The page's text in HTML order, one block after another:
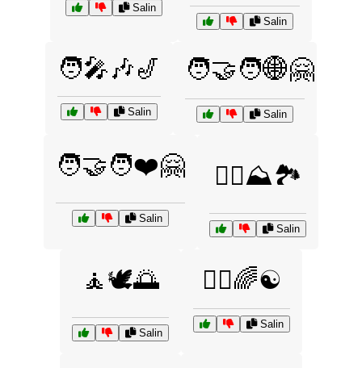
Salin
Salin
🧑‍🎤🎶🎷
Salin
🧑‍🤝‍🧑🌐🤗
Salin
🧑‍🤝‍🧑❤️🤗
Salin
🧗‍♀️⛰️🏞️
Salin
🧘🕊️🌅
Salin
🧘‍♀️🌈☯️
Salin